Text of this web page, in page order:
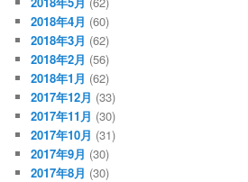
2018年4月 (60)
2018年3月 (62)
2018年2月 (56)
2018年1月 (62)
2017年12月 (33)
2017年11月 (30)
2017年10月 (31)
2017年9月 (30)
2017年8月 (30)